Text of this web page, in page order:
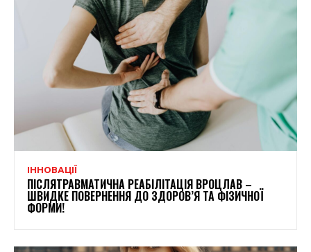
ІННОВАЦІЇ
ПІСЛЯТРАВМАТИЧНА РЕАБІЛІТАЦІЯ ВРОЦЛАВ –
ШВИДКЕ ПОВЕРНЕННЯ ДО ЗДОРОВ’Я ТА ФІЗИЧНОЇ
ФОРМИ!